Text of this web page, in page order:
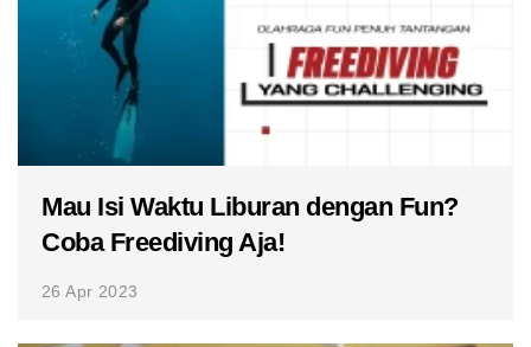
Mau Isi Waktu Liburan dengan Fun?
Coba Freediving Aja!
26 Apr 2023